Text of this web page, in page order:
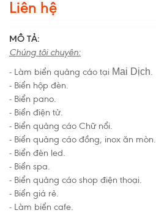
Liên hệ
MÔ TẢ:
Chúng tôi chuyên:
- Làm biển quảng cáo tại Mai Dịch.
- Biển hộp đèn.
- Biển pano.
- Biển điện tử.
- Biển quảng cáo Chữ nổi.
- Biển quảng cáo đồng, inox ăn mòn.
- Biển đèn led.
- Biển spa.
- Biển quảng cáo shop điện thoại.
- Biển giá rẻ.
- Làm biển cafe.